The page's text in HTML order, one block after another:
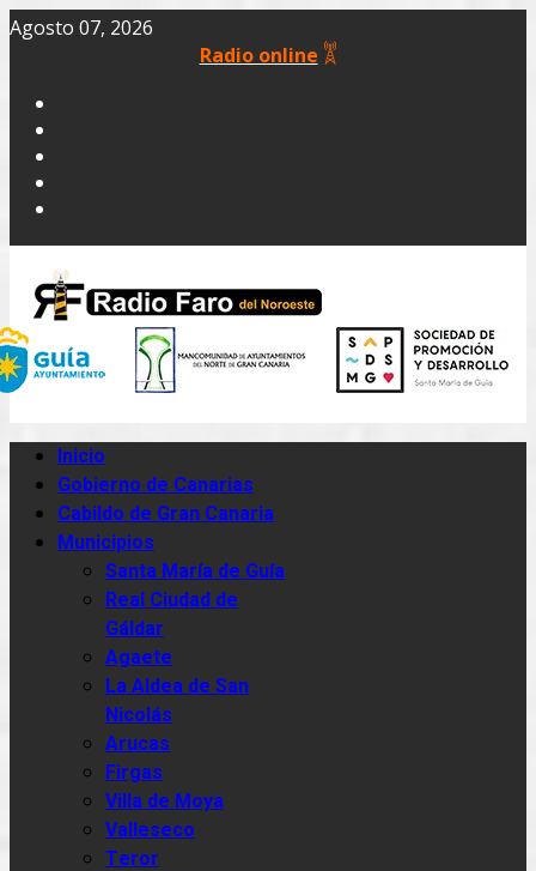
Agosto 07, 2026
Radio online
Inicio
Gobierno de Canarias
Cabildo de Gran Canaria
Municipios
Santa María de Guía
Real Ciudad de
Gáldar
Agaete
La Aldea de San
Nicolás
Arucas
Firgas
Villa de Moya
Valleseco
Teror